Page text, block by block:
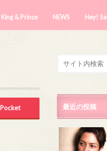
King & Prince NEWS Hey!
Pocket 最近の投稿